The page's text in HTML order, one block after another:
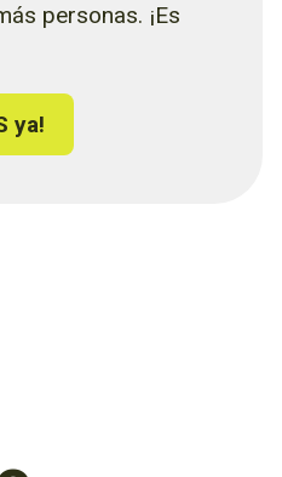
personas. ¡Es
ya!